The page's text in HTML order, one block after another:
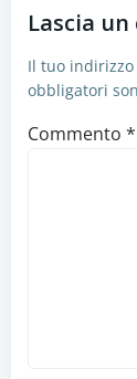
Lascia
Il tuo
obbligatori
Commento *